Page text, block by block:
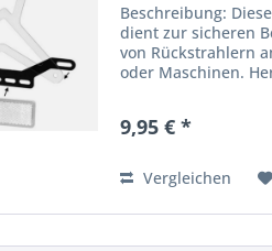
Beschreibung:
dient zur sicheren
von Rückstrahlern
oder Maschinen.
auch unter
9,95 € *
Vergleichen